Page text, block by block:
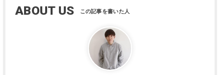
ABOUT US